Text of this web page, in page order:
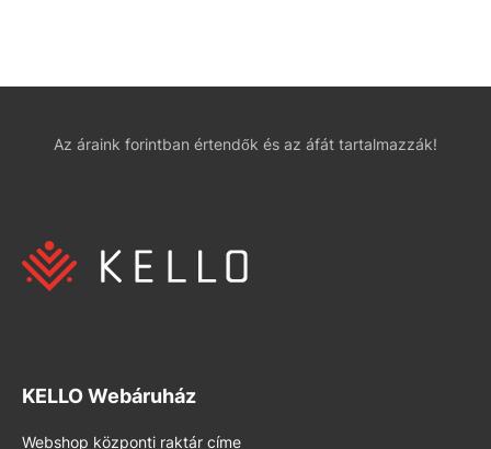
Az áraink forintban értendők és az áfát tartalmazzák!
KELLO Webáruház
Webshop központi raktár címe